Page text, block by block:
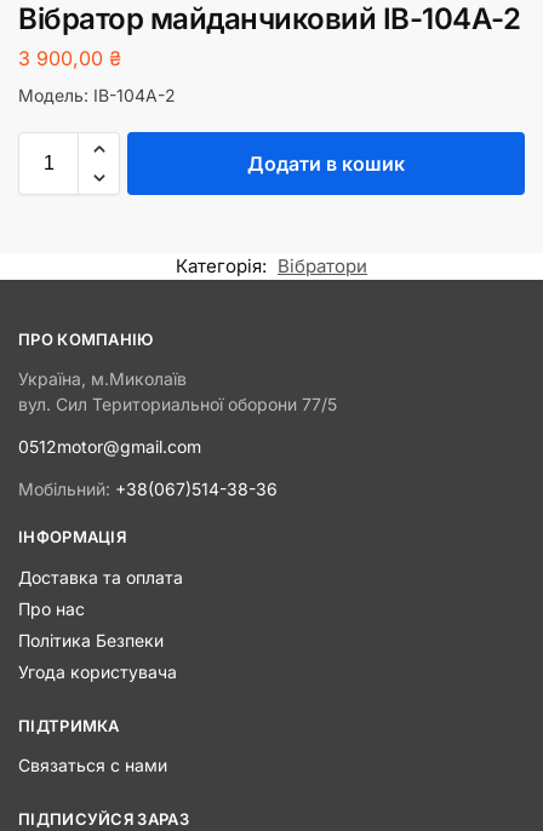
Вібратор майданчиковий ІВ-104А-2
3 900,00 ₴
Модель: ІВ-104А-2
Додати в кошик
Категорія: Вібратори
ПРО КОМПАНІЮ
Україна, м.Миколаїв
вул. Сил Териториальної оборони 77/5
0512motor@gmail.com
Мобільний: +38(067)514-38-36
ІНФОРМАЦІЯ
Доставка та оплата
Про нас
Політика Безпеки
Угода користувача
ПІДТРИМКА
Связаться с нами
ПІДПИСУЙСЯ ЗАРАЗ